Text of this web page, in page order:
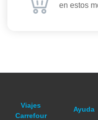
en estos
Viajes
Carrefour
Ayuda